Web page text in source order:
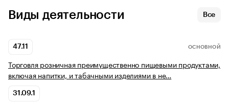
Виды деятельности Все
47.11 ОСНОВНОЙ
Торговля розничная преимущественно пищевыми продуктами,
включая напитки, и табачными изделиями в не…
31.09.1